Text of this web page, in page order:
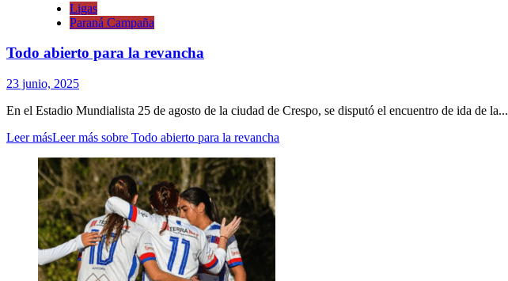
Ligas
Paraná Campaña
Todo abierto para la revancha
23 junio, 2025
En el Estadio Mundialista 25 de agosto de la ciudad de Crespo, se disputó el encuentro de ida de la...
Leer másLeer más sobre Todo abierto para la revancha